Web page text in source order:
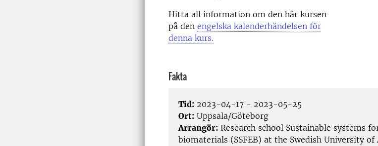
Hitta all information om den här kursen
på den engelska kalenderhändelsen för
denna kurs.
Fakta
Tid: 2023-04-17 - 2023-05-25
Ort: Uppsala/Göteborg
Arrangör: Research school Sustainable systems
biomaterials (SSFEB) at the Swedish University of